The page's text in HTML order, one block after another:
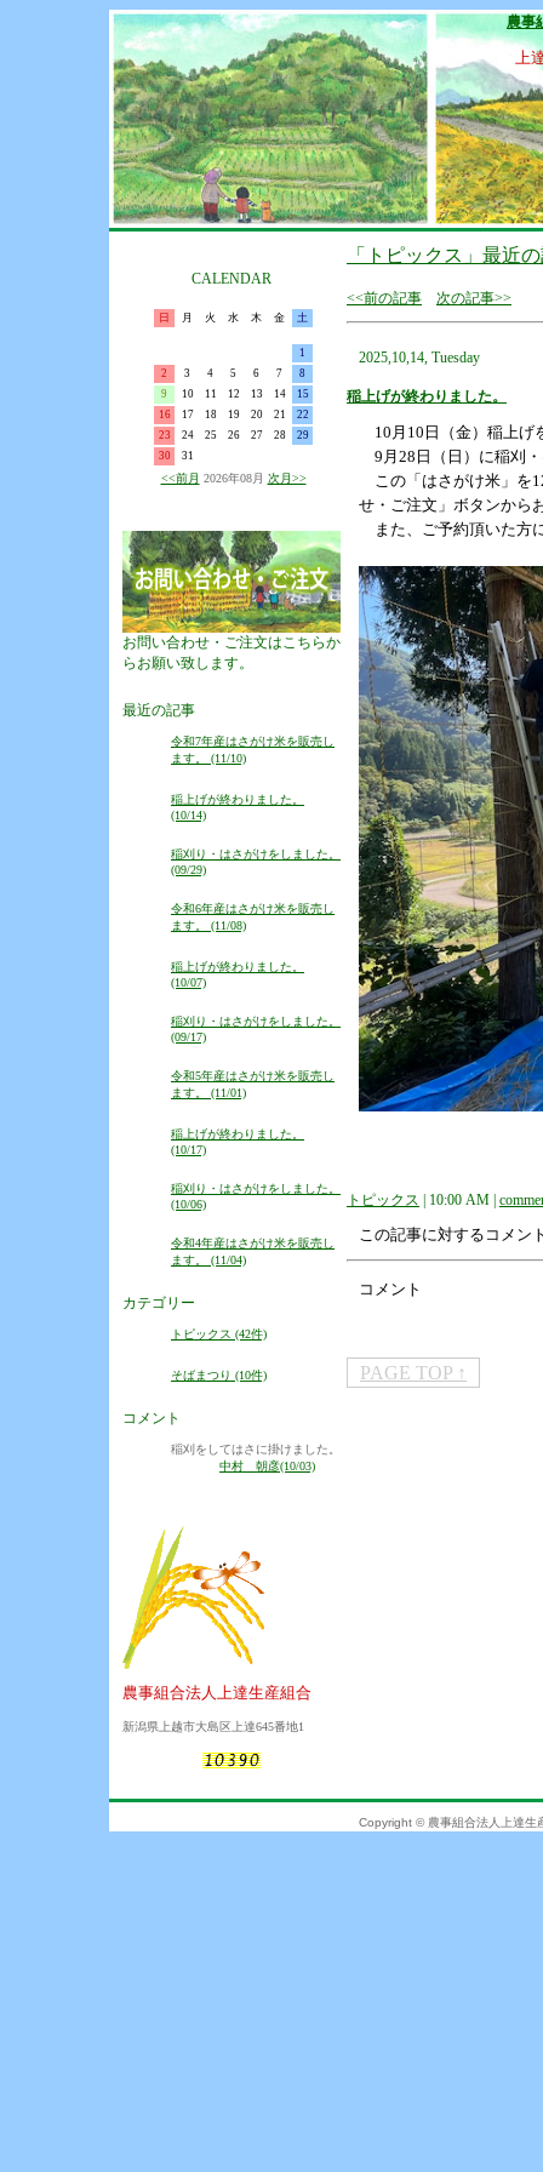
農事
上
CALENDAR
日 月 火 水 木 金 土
1
2
3 4 5 6 7
8
9
10 11 12 13 14
15
16
17 18 19 20 21
22
23
24 25 26 27 28
29
30
31
<<前月 2026年08月 次月>>
お問い合わせ・ご注文はこちらか
らお願い致します。
最近の記事
令和7年産はさがけ米を販売し
ます。 (11/10)
稲上げが終わりました。
(10/14)
稲刈り・はさがけをしました。
(09/29)
令和6年産はさがけ米を販売し
ます。 (11/08)
稲上げが終わりました。
(10/07)
稲刈り・はさがけをしました。
(09/17)
令和5年産はさがけ米を販売し
ます。 (11/01)
稲上げが終わりました。
(10/17)
稲刈り・はさがけをしました。
(10/06)
令和4年産はさがけ米を販売し
ます。 (11/04)
カテゴリー
トピックス (42件)
そばまつり (10件)
コメント
稲刈をしてはさに掛けました。
中村 朝彦(10/03)
農事組合法人上達生産組合
新潟県上越市大島区上達645番地1
「トピックス」最近
<<前の記事 次の記事>>
2025,10,14, Tuesday
稲上げが終わりました。
10月10日（金）稲上げ
9月28日（日）に稲刈
この「はさがけ米」を
せ・ご注文」ボタンから
また、ご予約頂いた方
トピックス | 10:00 AM |
この記事に対するコメン
コメント
PAGE TOP ↑
Copyright © 農事組合法人上達生